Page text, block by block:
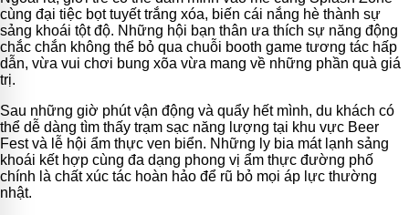
cùng đại tiệc bọt tuyết trắng xóa, biến cái nắng hè thành sự
sảng khoái tột độ. Những hội bạn thân ưa thích sự năng động
chắc chắn không thể bỏ qua chuỗi booth game tương tác hấp
dẫn, vừa vui chơi bung xõa vừa mang về những phần quà giá
trị.
Sau những giờ phút vận động và quẩy hết mình, du khách có
thể dễ dàng tìm thấy trạm sạc năng lượng tại khu vực Beer
Fest và lễ hội ẩm thực ven biển. Những ly bia mát lạnh sảng
khoái kết hợp cùng đa dạng phong vị ẩm thực đường phố
chính là chất xúc tác hoàn hảo để rũ bỏ mọi áp lực thường
nhật.